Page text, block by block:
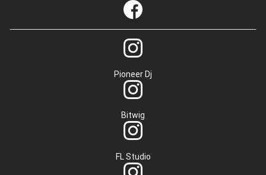
Pioneer Dj
Bitwig
FL Studio